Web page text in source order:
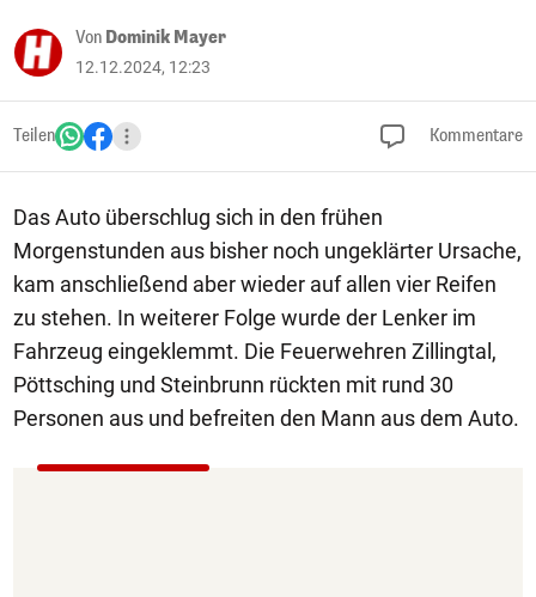
Von Dominik Mayer
12.12.2024, 12:23
Teilen Kommentare
Das Auto überschlug sich in den frühen
Morgenstunden aus bisher noch ungeklärter Ursache,
kam anschließend aber wieder auf allen vier Reifen
zu stehen. In weiterer Folge wurde der Lenker im
Fahrzeug eingeklemmt. Die Feuerwehren Zillingtal,
Pöttsching und Steinbrunn rückten mit rund 30
Personen aus und befreiten den Mann aus dem Auto.